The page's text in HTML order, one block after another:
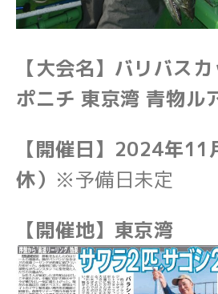
【大会名】バリバス
ポニチ 東京湾 青物ル
【開催日】2024年
休） ※予備日未定
【開催地】東京湾